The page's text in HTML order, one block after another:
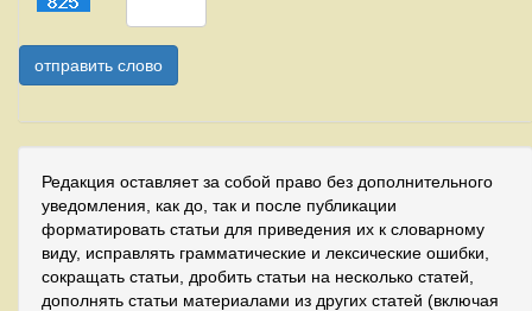
Редакция оставляет за собой право без дополнительного
уведомления, как до, так и после публикации
форматировать статьи для приведения их к словарному
виду, исправлять грамматические и лексические ошибки,
сокращать статьи, дробить статьи на несколько статей,
дополнять статьи материалами из других статей (включая